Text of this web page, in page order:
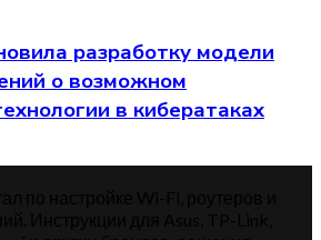
разработку модели
о возможном
в кибератаках